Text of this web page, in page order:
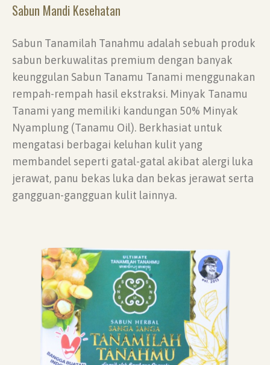
Sabun Mandi Kesehatan
Sabun Tanamilah Tanahmu adalah sebuah produk
sabun berkuwalitas premium dengan banyak
keunggulan Sabun Tanamu Tanami menggunakan
rempah-rempah hasil ekstraksi. Minyak Tanamu
Tanami yang memiliki kandungan 50% Minyak
Nyamplung (Tanamu Oil). Berkhasiat untuk
mengatasi berbagai keluhan kulit yang
membandel seperti gatal-gatal akibat alergi luka
jerawat, panu bekas luka dan bekas jerawat serta
gangguan-gangguan kulit lainnya.